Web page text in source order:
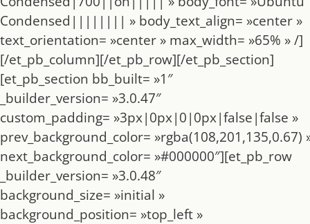
Condensed|||||||| » body_text_align= »center »
text_orientation= »center » max_width= »65% » /]
[/et_pb_column][/et_pb_row][/et_pb_section]
[et_pb_section bb_built= »1″
_builder_version= »3.0.47″
custom_padding= »3px|0px|0|0px|false|false »
prev_background_color= »rgba(108,201,135,0.67)
next_background_color= »#000000″][et_pb_row
_builder_version= »3.0.48″
background_size= »initial »
background_position= »top_left »